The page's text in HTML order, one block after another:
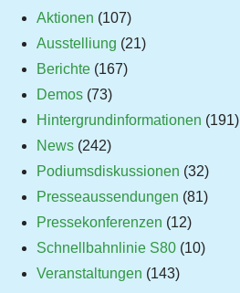
Aktionen (107)
Ausstelliung (21)
Berichte (167)
Demos (73)
Hintergrundinformationen (191)
News (242)
Podiumsdiskussionen (32)
Presseaussendungen (81)
Pressekonferenzen (12)
Schnellbahnlinie S80 (10)
Veranstaltungen (143)